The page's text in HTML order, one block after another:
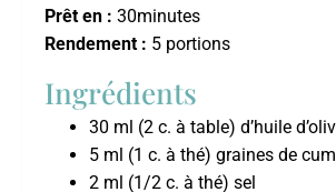
Prêt en : 30minutes
Rendement : 5 portions
Ingrédients
30 ml (2 c. à table) d’huile
5 ml (1 c. à thé) graines de
2 ml (1/2 c. à thé) sel